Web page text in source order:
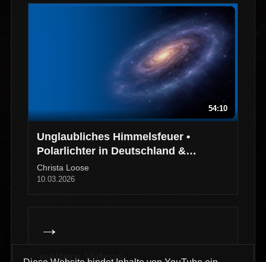
54:10
Unglaubliches Himmelsfeuer •
Polarlichter in Deutschland &
Norwegen
Christa Loose
10.03.2026
→
weitere Videos